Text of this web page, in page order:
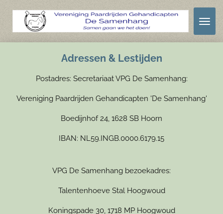
Ga
Adressen & Lestijden
Postadres: Secretariaat VPG De Samenhang:
Vereniging Paardrijden Gehandicapten 'De Samenhang'
Boedijnhof 24, 1628 SB Hoorn
IBAN: NL59.INGB.0000.6179.15
VPG De Samenhang bezoekadres:
Talentenhoeve Stal Hoogwoud
Koningspade 30, 1718 MP Hoogwoud